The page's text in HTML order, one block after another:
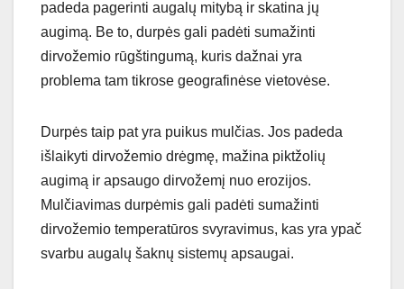
padeda pagerinti augalų mitybą ir skatina jų
augimą. Be to, durpės gali padėti sumažinti
dirvožemio rūgštingumą, kuris dažnai yra
problema tam tikrose geografinėse vietovėse.
Durpės taip pat yra puikus mulčias. Jos padeda
išlaikyti dirvožemio drėgmę, mažina piktžolių
augimą ir apsaugo dirvožemį nuo erozijos.
Mulčiavimas durpėmis gali padėti sumažinti
dirvožemio temperatūros svyravimus, kas yra ypač
svarbu augalų šaknų sistemų apsaugai.